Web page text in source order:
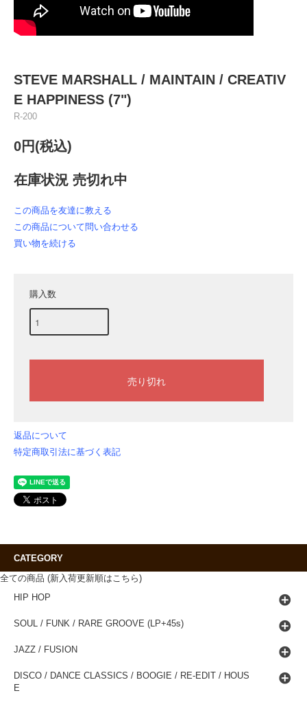
STEVE MARSHALL / MAINTAIN / CREATIV
E HAPPINESS (7")
R-200
0円(税込)
在庫状況 売切れ中
この商品を友達に教える
この商品について問い合わせる
買い物を続ける
購入数
返品について
特定商取引法に基づく表記
CATEGORY
全ての商品 (新入荷更新順はこちら)
HIP HOP
SOUL / FUNK / RARE GROOVE (LP+45s)
JAZZ / FUSION
DISCO / DANCE CLASSICS / BOOGIE / RE-EDIT / HOUS
E